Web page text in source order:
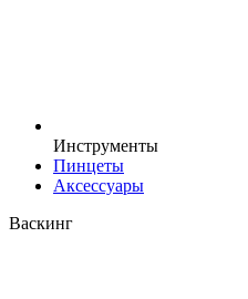
Инструменты
Пинцеты
Аксессуары
Васкинг